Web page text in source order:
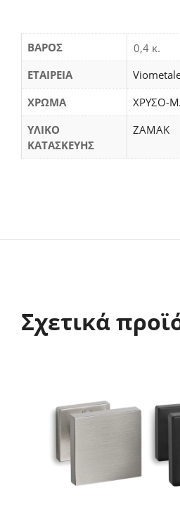
ΒΆΡΟΣ
0,4 κ.
ΕΤΑΙΡΕΙΑ
ΧΡΩΜΑ
ΧΡΥΣΟ-
ΥΛΙΚΟ
ΚΑΤΑΣΚΕΥΗΣ
ΖΑΜΑΚ
Σχετικά